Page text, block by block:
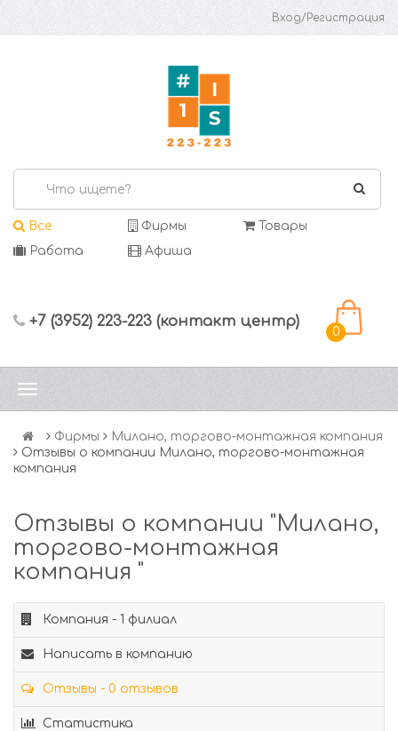
Вход/Регистрация
Все Фирмы
Товары
Работа
Афиша
+7 (3952) 223-223 (контакт центр)
0
Фирмы
Милано, торгово-монтажная компания
Отзывы о компании Милано, торгово-монтажная
компания
Отзывы о компании "Милано,
торгово-монтажная
компания "
Компания - 1 филиал
Написать в компанию
Отзывы - 0 отзывов
Статистика